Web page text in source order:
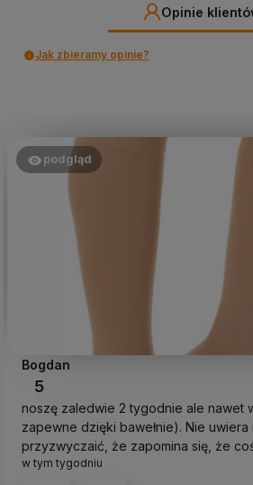
Opinie
Jak zbieramy opinie?
podgląd
Bogdan
5
noszę zaledwie 2 tygodnie ale nawet
zapewne dzięki bawełnie). Nie uwiera
przyzwyczaić, że zapomina się, że
w tym tygodniu